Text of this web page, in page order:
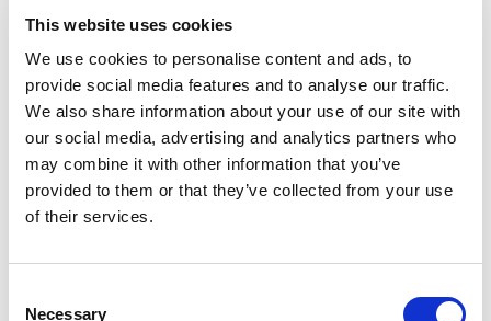
This website uses cookies
We use cookies to personalise content and ads, to
provide social media features and to analyse our traffic.
We also share information about your use of our site with
our social media, advertising and analytics partners who
may combine it with other information that you’ve
provided to them or that they’ve collected from your use
of their services.
Necessary
V6 utombordare når en topphastighet på cirka 45
med en Yamaha F300 V6.
Båda modellerna har en bränsletank på 300 liter,
vilket möjliggör en räckvidd på mer än 450 kilometer i
marschfart.
utombordarna från Yamaha med
Digital Elektronisk Styrning